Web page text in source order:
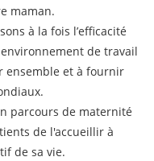
maman.
à la fois l’efficacité
de travail
ensemble et à fournir
parcours de maternité
de l'accueillir à
de sa vie.